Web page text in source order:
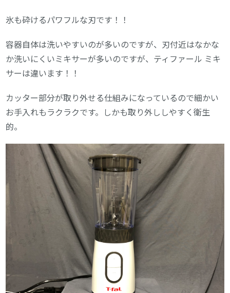
氷も砕けるパワフルな刃です！！
容器自体は洗いやすいのが多いのですが、刃付近はなかな
か洗いにくいミキサーが多いのですが、ティファール ミキ
サーは違います！！
カッター部分が取り外せる仕組みになっているので細かい
お手入れもラクラクです。しかも取り外ししやすく衛生
的。